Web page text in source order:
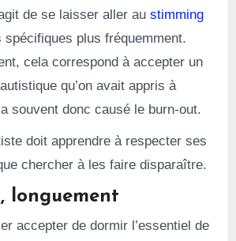
de se laisser aller au stimming
plus fréquemment.
cela correspond à accepter un
qu’on avait appris à
souvent donc causé le burn-out.
doit apprendre à respecter ses
chercher à les faire disparaître.
longuement
accepter de dormir l’essentiel de